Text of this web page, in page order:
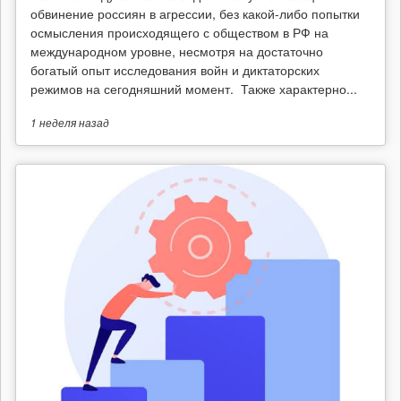
обвинение россиян в агрессии, без какой-либо попытки
осмысления происходящего с обществом в РФ на
международном уровне, несмотря на достаточно
богатый опыт исследования войн и диктаторских
режимов на сегодняшний момент. Также характерно...
1 неделяназад